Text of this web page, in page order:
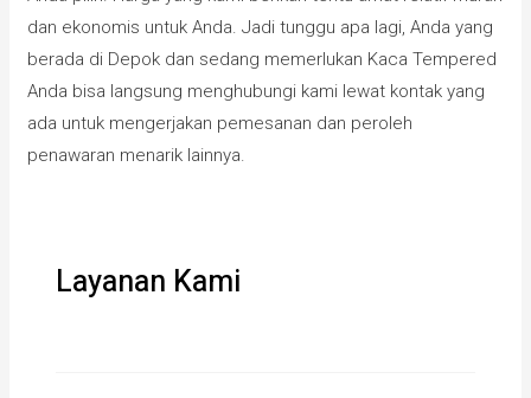
dan ekonomis untuk Anda. Jadi tunggu apa lagi, Anda yang
berada di Depok dan sedang memerlukan Kaca Tempered
Anda bisa langsung menghubungi kami lewat kontak yang
ada untuk mengerjakan pemesanan dan peroleh
penawaran menarik lainnya.
Layanan Kami